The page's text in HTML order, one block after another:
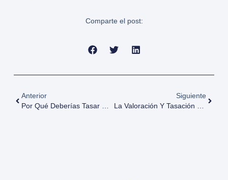
Comparte el post:
Anterior
Por Qué Deberías Tasar Obras De Arte, Joyas Y Otros Objetos De Valor De Tu Vivienda.
Siguiente
La Valoración Y Tasación De Buques Mercantes